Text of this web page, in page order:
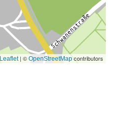
Leaflet| © OpenStreetMap contributors